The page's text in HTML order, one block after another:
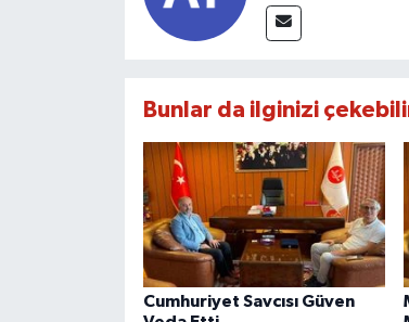
Bunlar da ilginizi
Cumhuriyet Savcısı Güven